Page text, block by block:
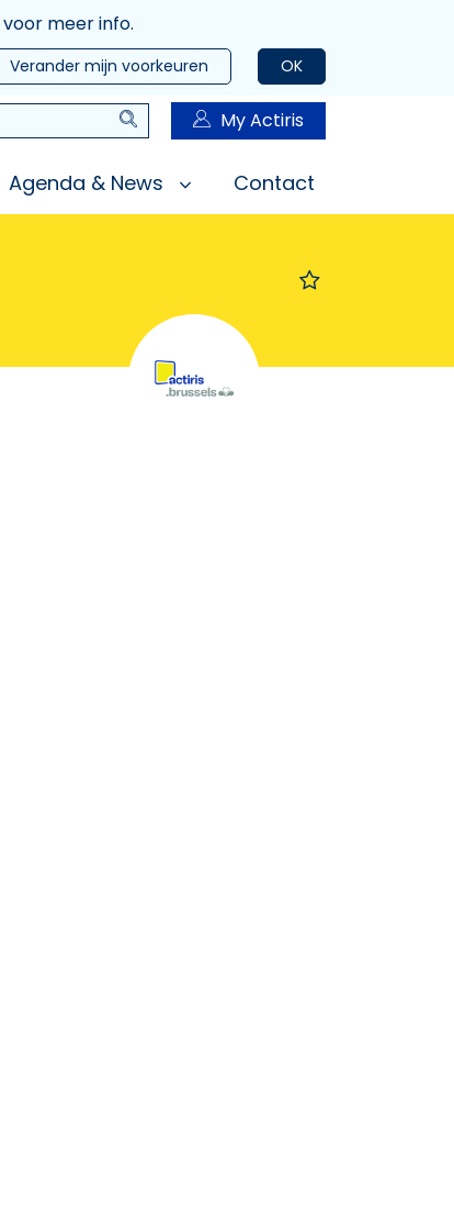
voor meer info.
OK
Verander mijn voorkeuren
Zoeken My Actiris
Agenda & News Contact